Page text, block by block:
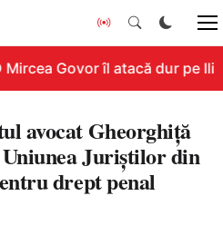
Mircea Govor îl atacă dur pe
avocat Gheorghiță
Juriștilor din
drept penal